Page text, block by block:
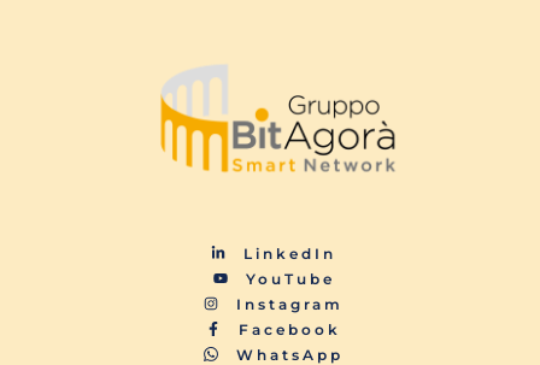
LinkedIn
YouTube
Instagram
Facebook
WhatsApp